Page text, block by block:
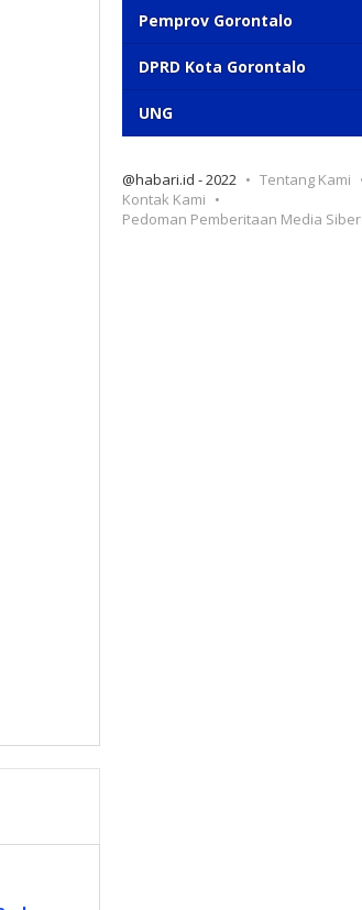
Pemprov Gorontalo
DPRD Kota Gorontalo
UNG
@habari.id - 2022 Tentang Kami
Kontak Kami
Pedoman Pemberitaan Media Siber